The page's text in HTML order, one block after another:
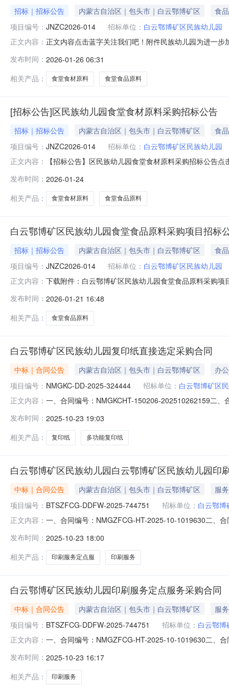
招标｜招标公告 内蒙古自治区｜包头市｜白云鄂博矿区
食
项目编号： JNZC2026-014 招标单位： 白云鄂博矿区民族幼儿园
正文内容： 正文内容点击蓝字关注我们吧！附件民族幼儿园为进一
相关要求的合格供应商参加，具体要求如下：项目名称
分2个标段白云鄂博矿区民族幼儿园食
发布时间： 2026-01-26 06:31
相关产品：
食堂食材原料 食堂食品原料
[招标公告]区民族幼儿园食堂食材原料采购招标公告
招标｜招标公告 内蒙古自治区｜包头市｜白云鄂博矿区
食
项目编号： JNZC2026-014 招标单位： 白云鄂博矿区民族幼儿园
正文内容：
【招标公告】区民族幼儿园食堂食材原料采购招标公告
标投标公共服务平台》发布。欢迎符合相关要求的合格
招标总投资额50万元标段划分本项目
发布时间： 2026-01-24
相关产品：
食堂食材原料 食堂食品原料
白云鄂博矿区民族幼儿园食堂食品原料采购项目招标
招标｜招标公告 内蒙古自治区｜包头市｜白云鄂博矿区
食
项目编号： JNZC2026-014 招标单位： 白云鄂博矿区民族幼儿园
正文内容： 下载附件：白云鄂博矿区民族幼儿园食堂食品原料采购项
发布时间： 2026-01-21 16:48
相关产品：
食堂食品原料
白云鄂博矿区民族幼儿园复印纸直接选定采购合同
中标｜合同公告 内蒙古自治区｜包头市｜白云鄂博矿区
办
项目编号： NMGKC-DD-2025-324444 招标单位： 白云鄂博矿区
正文内容： 一、合同编号：NMGKCHT-150206-202510262159二
应商（乙方）：内蒙古克度云科技有限公司地址：稀土
发布时间： 2025-10-23 19:03
相关产品：
复印纸 多功能复印纸
白云鄂博矿区民族幼儿园白云鄂博矿区民族幼儿园印
中标｜合同公告 内蒙古自治区｜包头市｜白云鄂博矿区
服
项目编号： BTSZFCG-DDFW-2025-744751 招标单位： 白云鄂
正文内容： 一、合同编号：NMGZFCG-HT-2025-10-1019630二、
式：15149340070供应商(乙方)：包头市裕和印刷材料
发布时间： 2025-10-23 18:00
相关产品：
印刷服务定点服 印刷服务
白云鄂博矿区民族幼儿园印刷服务定点服务采购合同
中标｜合同公告 内蒙古自治区｜包头市｜白云鄂博矿区
服
项目编号： BTSZFCG-DDFW-2025-744751 招标单位： 白云鄂
正文内容： 一、合同编号：NMGZFCG-HT-2025-10-1019630二、
式：15149340070供应商（乙方）：包头市裕和印刷材
发布时间： 2025-10-23 16:17
相关产品：
印刷服务